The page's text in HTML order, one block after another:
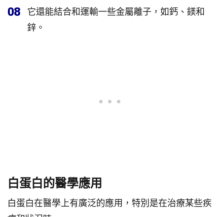
08
它還能結合和運輸一些金屬離子，如鈣、鎂和
鋅。
白蛋白的醫學應用
白蛋白在醫學上有廣泛的應用，特別是在治療某些疾